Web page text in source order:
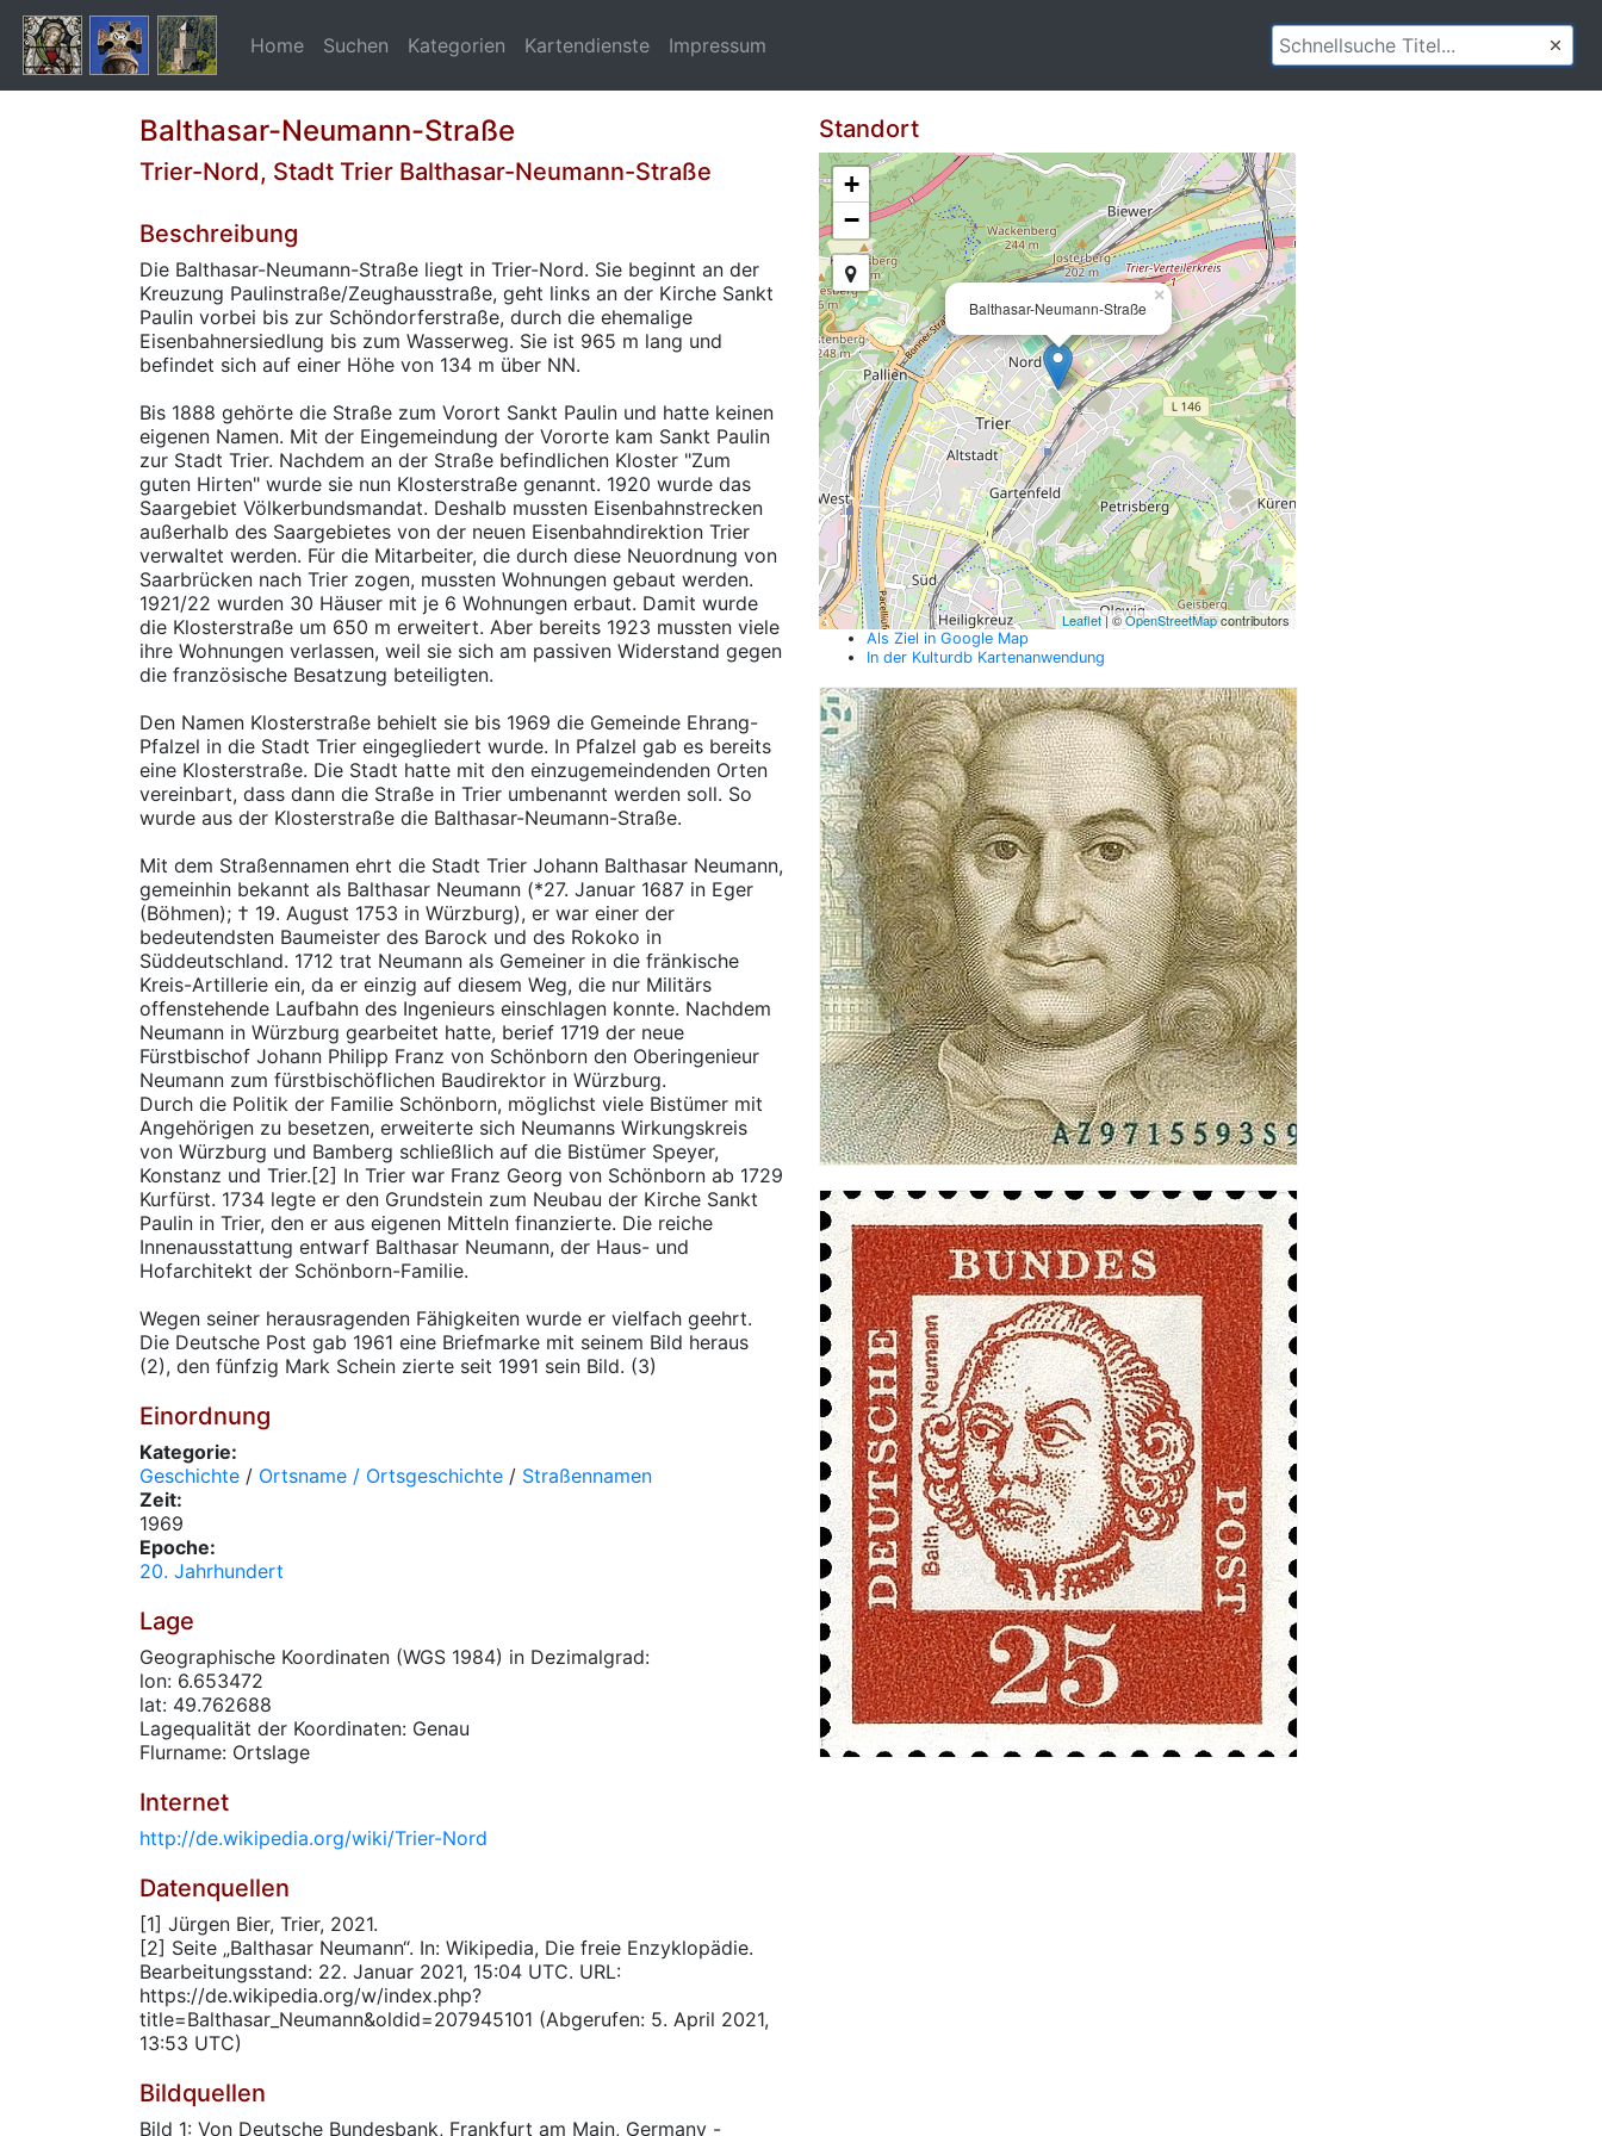
Home Suchen Kategorien Kartendienste Impressum
Balthasar-Neumann-Straße
Trier-Nord, Stadt Trier Balthasar-Neumann-Straße
Beschreibung
Die Balthasar-Neumann-Straße liegt in Trier-Nord. Sie beginnt an der
Kreuzung Paulinstraße/Zeughausstraße, geht links an der Kirche Sankt
Paulin vorbei bis zur Schöndorferstraße, durch die ehemalige
Eisenbahnersiedlung bis zum Wasserweg. Sie ist 965 m lang und
befindet sich auf einer Höhe von 134 m über NN.
Bis 1888 gehörte die Straße zum Vorort Sankt Paulin und hatte keinen
eigenen Namen. Mit der Eingemeindung der Vororte kam Sankt Paulin
zur Stadt Trier. Nachdem an der Straße befindlichen Kloster "Zum
guten Hirten" wurde sie nun Klosterstraße genannt. 1920 wurde das
Saargebiet Völkerbundsmandat. Deshalb mussten Eisenbahnstrecken
außerhalb des Saargebietes von der neuen Eisenbahndirektion Trier
verwaltet werden. Für die Mitarbeiter, die durch diese Neuordnung von
Saarbrücken nach Trier zogen, mussten Wohnungen gebaut werden.
1921/22 wurden 30 Häuser mit je 6 Wohnungen erbaut. Damit wurde
die Klosterstraße um 650 m erweitert. Aber bereits 1923 mussten viele
ihre Wohnungen verlassen, weil sie sich am passiven Widerstand gegen
die französische Besatzung beteiligten.
Den Namen Klosterstraße behielt sie bis 1969 die Gemeinde Ehrang-
Pfalzel in die Stadt Trier eingegliedert wurde. In Pfalzel gab es bereits
eine Klosterstraße. Die Stadt hatte mit den einzugemeindenden Orten
vereinbart, dass dann die Straße in Trier umbenannt werden soll. So
wurde aus der Klosterstraße die Balthasar-Neumann-Straße.
Mit dem Straßennamen ehrt die Stadt Trier Johann Balthasar Neumann,
gemeinhin bekannt als Balthasar Neumann (*27. Januar 1687 in Eger
(Böhmen); † 19. August 1753 in Würzburg), er war einer der
bedeutendsten Baumeister des Barock und des Rokoko in
Süddeutschland. 1712 trat Neumann als Gemeiner in die fränkische
Kreis-Artillerie ein, da er einzig auf diesem Weg, die nur Militärs
offenstehende Laufbahn des Ingenieurs einschlagen konnte. Nachdem
Neumann in Würzburg gearbeitet hatte, berief 1719 der neue
Fürstbischof Johann Philipp Franz von Schönborn den Oberingenieur
Neumann zum fürstbischöflichen Baudirektor in Würzburg.
Durch die Politik der Familie Schönborn, möglichst viele Bistümer mit
Angehörigen zu besetzen, erweiterte sich Neumanns Wirkungskreis
von Würzburg und Bamberg schließlich auf die Bistümer Speyer,
Konstanz und Trier.[2] In Trier war Franz Georg von Schönborn ab 1729
Kurfürst. 1734 legte er den Grundstein zum Neubau der Kirche Sankt
Paulin in Trier, den er aus eigenen Mitteln finanzierte. Die reiche
Innenausstattung entwarf Balthasar Neumann, der Haus- und
Hofarchitekt der Schönborn-Familie.
Wegen seiner herausragenden Fähigkeiten wurde er vielfach geehrt.
Die Deutsche Post gab 1961 eine Briefmarke mit seinem Bild heraus
(2), den fünfzig Mark Schein zierte seit 1991 sein Bild. (3)
Einordnung
Kategorie:
Geschichte / Ortsname / Ortsgeschichte / Straßennamen
Zeit:
1969
Epoche:
20. Jahrhundert
Lage
Geographische Koordinaten (WGS 1984) in Dezimalgrad:
lon: 6.653472
lat: 49.762688
Lagequalität der Koordinaten: Genau
Flurname: Ortslage
Internet
http://de.wikipedia.org/wiki/Trier-Nord
Datenquellen
[1] Jürgen Bier, Trier, 2021.
[2] Seite „Balthasar Neumann“. In: Wikipedia, Die freie Enzyklopädie.
Bearbeitungsstand: 22. Januar 2021, 15:04 UTC. URL:
https://de.wikipedia.org/w/index.php?
title=Balthasar_Neumann&oldid=207945101 (Abgerufen: 5. April 2021,
13:53 UTC)
Bildquellen
Bild 1: Von Deutsche Bundesbank, Frankfurt am Main, Germany -
Standort
Balthasar-Neumann-Straße
×
+
−
Leaflet| ©OpenStreetMapcontributors
Als Ziel in Google Map
In der Kulturdb Kartenanwendung